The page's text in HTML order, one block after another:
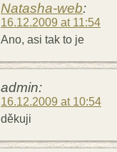
Natasha-web:
16.12.2009 at 11:54
Ano, asi tak to je
admin:
16.12.2009 at 10:54
děkuji